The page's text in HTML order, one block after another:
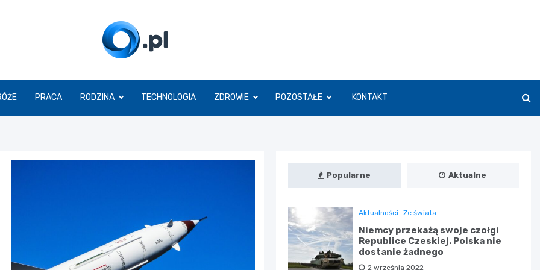
O.pl
PRACA RODZINA TECHNOLOGIA ZDROWIE POZOSTAŁE KONTAKT
Popularne Aktualne
Aktualności Ze świata
Niemcy przekażą swoje czołgi
Republice Czeskiej. Polska nie
dostanie żadnego
2 września 2022